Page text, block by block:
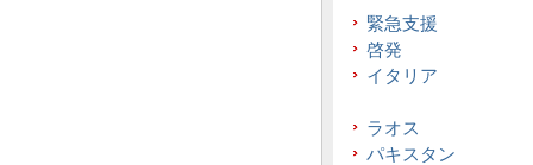
緊急支援
啓発
イタリア
ラオス
パキスタン